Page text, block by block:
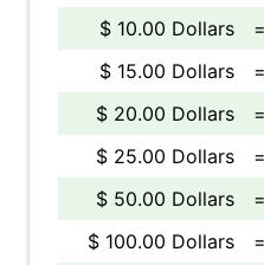
$ 10.00 Dollars
=
$ 15.00 Dollars
=
$ 20.00 Dollars
=
$ 25.00 Dollars
=
$ 50.00 Dollars
=
$ 100.00 Dollars
=